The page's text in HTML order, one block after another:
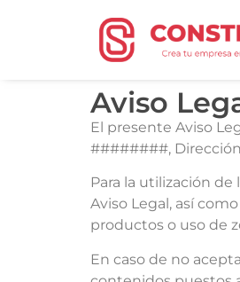
Aviso
El presente Aviso
########,
Para la utilización
Aviso Legal, así
productos o uso de
En caso de no